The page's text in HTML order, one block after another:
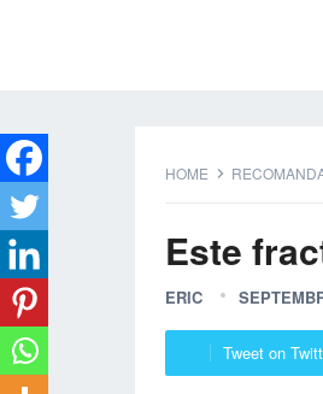
HOME
Este
ERIC
Tweet on